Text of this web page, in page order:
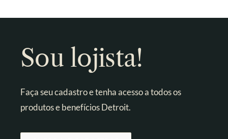
Sou lojista!
Faça seu cadastro e tenha acesso a todos os
produtos e benefícios Detroit.